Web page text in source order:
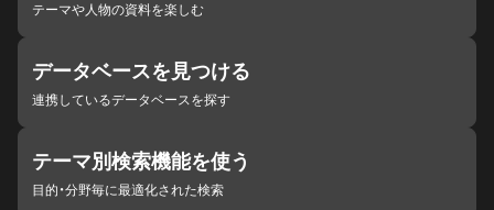
テーマや人物の資料を楽しむ
データベースを見つける
連携しているデータベースを探す
テーマ別検索機能を使う
目的・分野毎に最適化された検索